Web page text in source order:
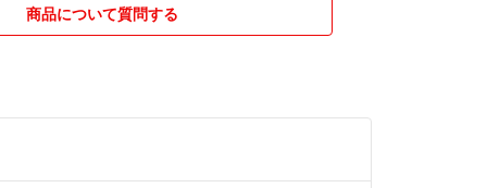
商品について質問する